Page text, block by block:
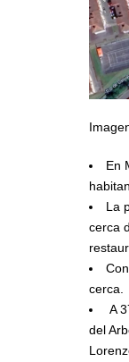
En
La
cerca
cerca.
A
del